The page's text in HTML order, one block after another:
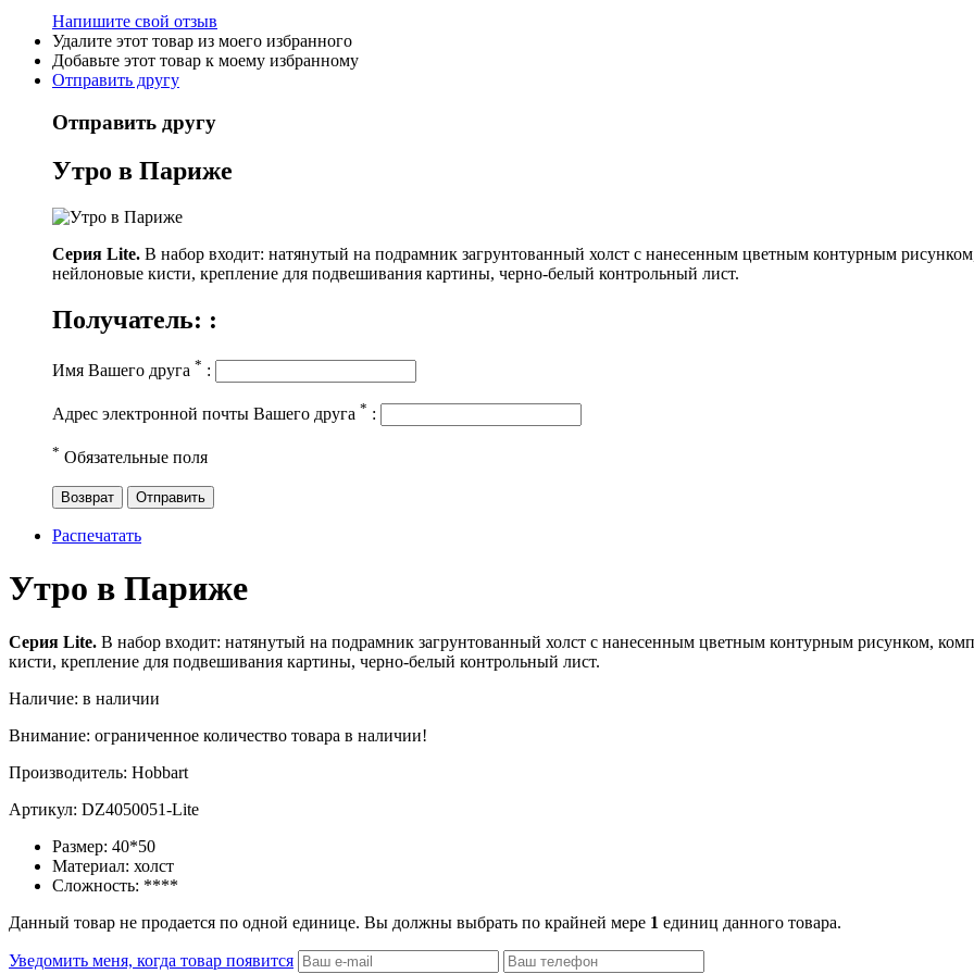
Напишите свой отзыв
Удалите этот товар из моего избранного
Добавьте этот товар к моему избранному
Отправить другу
Отправить другу
Утро в Париже
Серия Lite. В набор входит: натянутый на подрамник загрунтованный холст с нанесенным цветным контурным
нейлоновые кисти, крепление для подвешивания картины, черно-белый контрольный лист.
Получатель: :
Имя Вашего друга * :
Адрес электронной почты Вашего друга * :
* Обязательные поля
Возврат Отправить
Распечатать
Утро в Париже
Серия Lite. В набор входит: натянутый на подрамник загрунтованный холст с нанесенным цветным контурным рисунком,
кисти, крепление для подвешивания картины, черно-белый контрольный лист.
Наличие: в наличии
Внимание: ограниченное количество товара в наличии!
Производитель: Hobbart
Артикул: DZ4050051-Lite
Размер: 40*50
Материал: холст
Сложность: ****
Данный товар не продается по одной единице. Вы должны выбрать по крайней мере 1 единиц данного товара.
Уведомить меня, когда товар появится